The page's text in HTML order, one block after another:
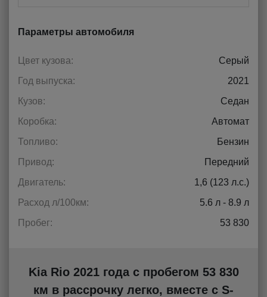
Параметры автомобиля
Цвет кузова:
Серый
Год выпуска:
2021
Кузов:
Седан
Коробка:
Автомат
Топливо:
Бензин
Привод:
Передний
Двигатель:
1,6 (123 л.с.)
Расход л/100км:
5.6 л - 8.9 л
Пробег:
53 830
Kia Rio 2021 года с пробегом 53 830
км в рассрочку легко, вместе с S-